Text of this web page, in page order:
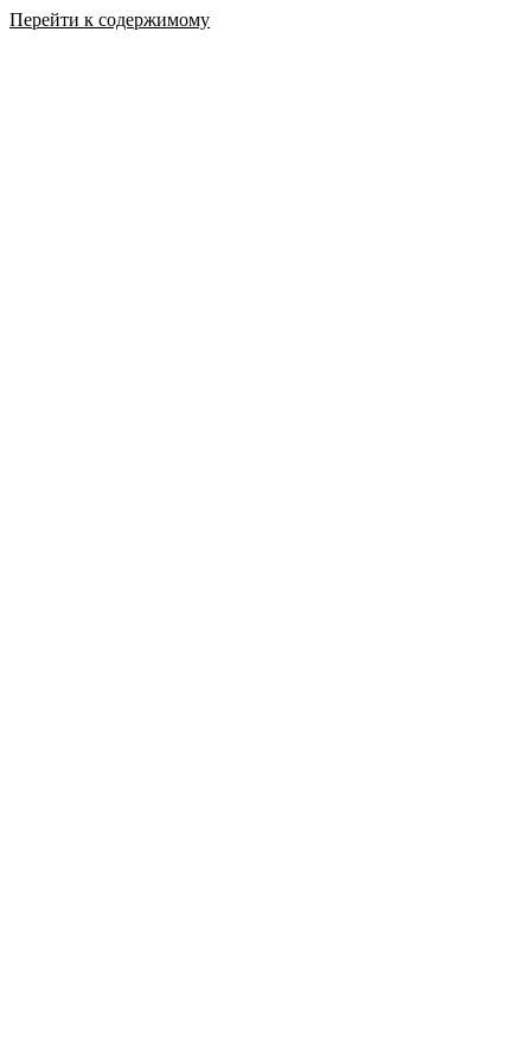
Перейти к содержимому